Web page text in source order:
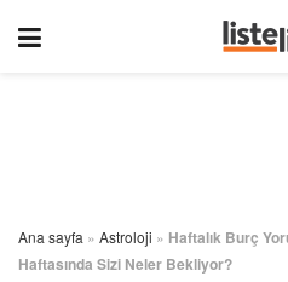
Ana sayfa » Astroloji » Haftalık Burç
Haftasında Sizi Neler Bekliyor?